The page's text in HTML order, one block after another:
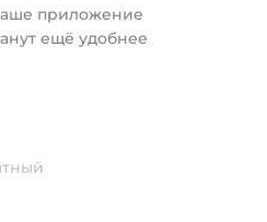
приложение
ещё удобнее